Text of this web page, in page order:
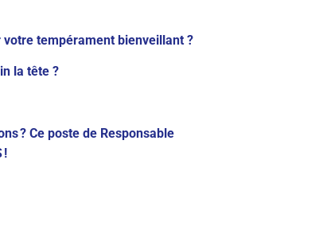
tempérament bienveillant ?
la tête ?
? Ce poste de Responsable
!